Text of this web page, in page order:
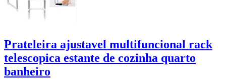
Prateleira ajustavel multifuncional rack
telescopica estante de cozinha quarto
banheiro